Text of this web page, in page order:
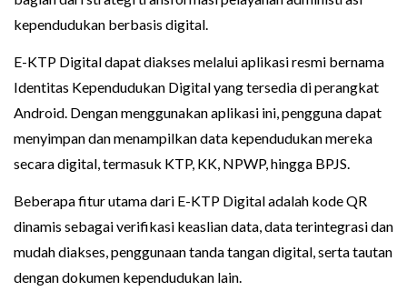
kependudukan berbasis digital.
E-KTP Digital dapat diakses melalui aplikasi resmi bernama
Identitas Kependudukan Digital yang tersedia di perangkat
Android. Dengan menggunakan aplikasi ini, pengguna dapat
menyimpan dan menampilkan data kependudukan mereka
secara digital, termasuk KTP, KK, NPWP, hingga BPJS.
Beberapa fitur utama dari E-KTP Digital adalah kode QR
dinamis sebagai verifikasi keaslian data, data terintegrasi dan
mudah diakses, penggunaan tanda tangan digital, serta tautan
dengan dokumen kependudukan lain.